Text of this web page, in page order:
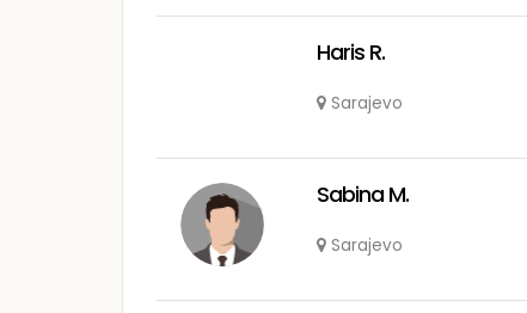
Haris R.
Sarajevo
Sabina M.
Sarajevo